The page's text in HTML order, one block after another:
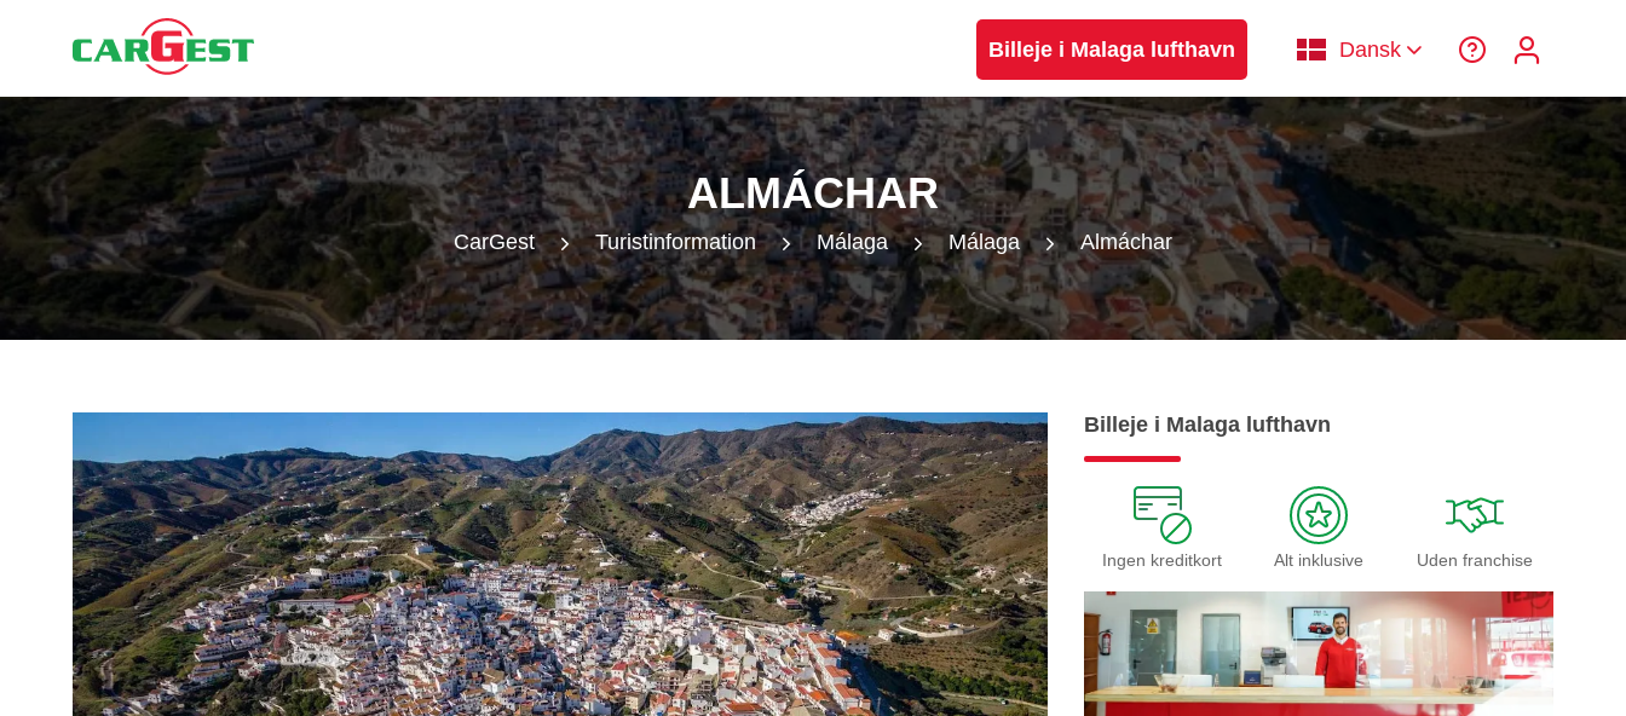
Billeje i Malaga lufthavn Dansk
ALMÁCHAR
CarGest Turistinformation Málaga Málaga Almáchar
Billeje i Malaga lufthavn
Ingen kreditkort Alt inklusive Uden franchise